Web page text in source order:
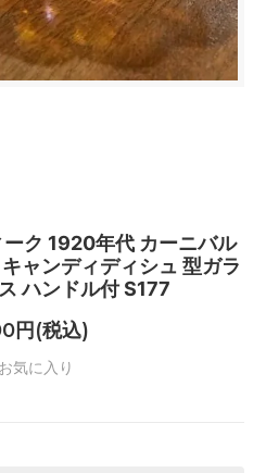
ク 1920年代 カーニバル
ャンディディシュ 型ガラ
ハンドル付 S177
円(税込)
お気に入り